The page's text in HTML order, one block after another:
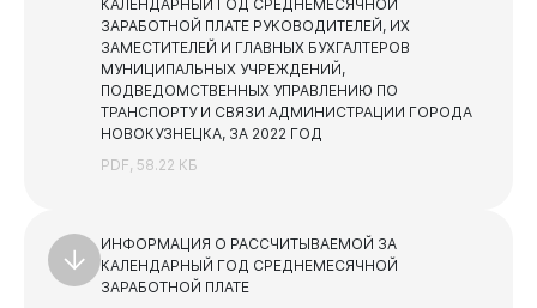
Администрация
Нормативные правовые акты
Сведения о доходах, расходах, об имуществе и
обязательствах имущественного характера
Комиссия по соблюдению требований к служебному
поведению муниципальных служащих и
урегулированию конфликта интересов
Методические материалы
План противодействия коррупции
Среднемесячная заработная плата
Учреждения, подведомственные администрации
города Новокузнецка
Учреждения и предприятия, подведомственные
Комитету по управлению муниципальным имуществом
Учреждения, подведомственные Управлению
Учреждения, подведомственные Комитету по
физической культуре, спорту и туризму
КАЛЕНДАРНЫЙ ГОД СРЕДНЕМЕСЯЧНОЙ
ЗАРАБОТНОЙ ПЛАТЕ РУКОВОДИТЕЛЕЙ, ИХ
ЗАМЕСТИТЕЛЕЙ И ГЛАВНЫХ БУХГАЛТЕРОВ
МУНИЦИПАЛЬНЫХ УЧРЕЖДЕНИЙ,
ПОДВЕДОМСТВЕННЫХ УПРАВЛЕНИЮ ПО
ТРАНСПОРТУ И СВЯЗИ АДМИНИСТРАЦИИ ГОРОДА
НОВОКУЗНЕЦКА, ЗА 2022 ГОД
PDF, 58.22 КБ
ИНФОРМАЦИЯ О РАССЧИТЫВАЕМОЙ ЗА
КАЛЕНДАРНЫЙ ГОД СРЕДНЕМЕСЯЧНОЙ
ЗАРАБОТНОЙ ПЛАТЕ